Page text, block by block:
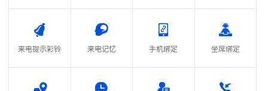
来电提示彩铃 来电记忆 手机绑定 坐席绑定